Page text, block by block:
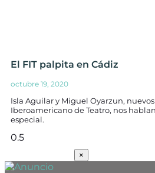
El FIT palpita en Cádiz
octubre 19, 2020
Isla Aguilar y Miguel Oyarzun,
Iberoamericano de Teatro, nos
especial.
×